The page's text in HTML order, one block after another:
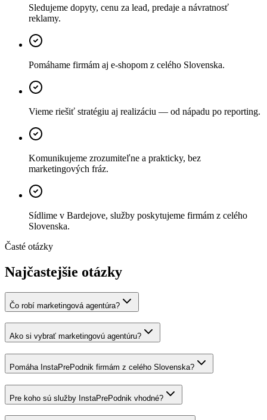
Sledujeme dopyty, cenu za lead, predaje a návratnosť
reklamy.
Pomáhame firmám aj e-shopom z celého Slovenska.
Vieme riešiť stratégiu aj realizáciu — od nápadu po reporting.
Komunikujeme zrozumiteľne a prakticky, bez
marketingových fráz.
Sídlime v Bardejove, služby poskytujeme firmám z celého
Slovenska.
Časté otázky
Najčastejšie otázky
Čo robí marketingová agentúra?
Ako si vybrať marketingovú agentúru?
Pomáha InstaPrePodnik firmám z celého Slovenska?
Pre koho sú služby InstaPrePodnik vhodné?